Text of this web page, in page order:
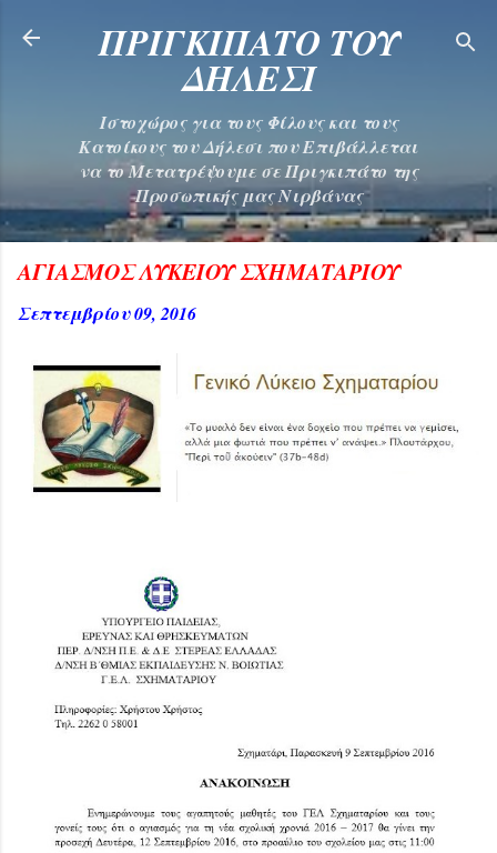
Μετάβαση στο κύριο περιεχόμενο
ΠΡΙΓΚΙΠΑΤΟ ΤΟΥ
ΔΗΛΕΣΙ
Ιστοχώρος για τους Φίλους και τους
Κατοίκους του Δήλεσι που Επιβάλλεται
να το Μετατρέψουμε σε Πριγκιπάτο της
Προσωπικής μας Νιρβάνας
ΑΓΙΑΣΜΟΣ ΛΥΚΕΙΟΥ ΣΧΗΜΑΤΑΡΙΟΥ
Σεπτεμβρίου 09, 2016